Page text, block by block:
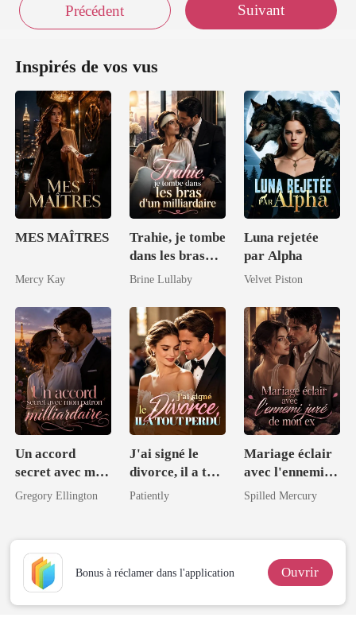
Précédent Suivant
Inspirés de vos vus
MES MAÎTRES
Mercy Kay
Trahie, je tombe
dans les bras
d'un
Brine Lullaby
Luna rejetée
par Alpha
Velvet Piston
Un accord
secret avec mon
patron
Gregory Ellington
J'ai signé le
divorce, il a tout
perdu
Patiently
Mariage éclair
avec l'ennemi
juré de mon ex
Spilled Mercury
Bonus à réclamer dans l'application Ouvrir